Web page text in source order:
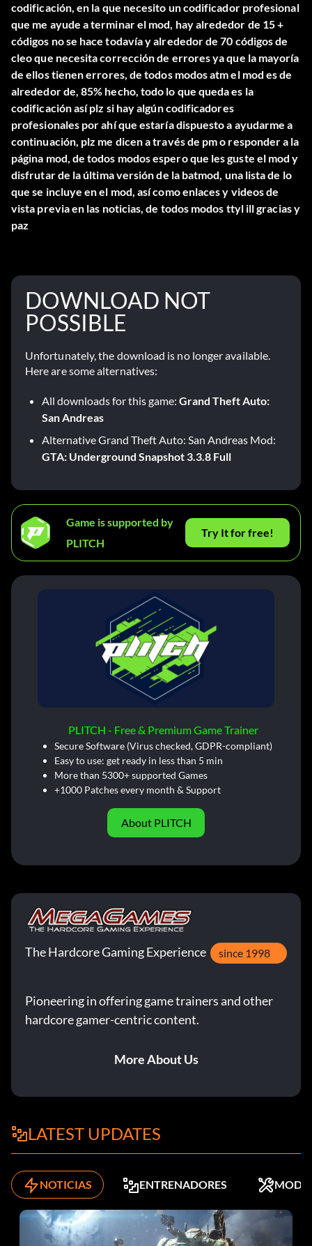
codificación, en la que necesito un codificador profesional
que me ayude a terminar el mod, hay alrededor de 15 +
códigos no se hace todavía y alrededor de 70 códigos de
cleo que necesita corrección de errores ya que la mayoría
de ellos tienen errores, de todos modos atm el mod es de
alrededor de, 85% hecho, todo lo que queda es la
codificación así plz si hay algún codificadores
profesionales por ahí que estaría dispuesto a ayudarme a
continuación, plz me dicen a través de pm o responder a la
página mod, de todos modos espero que les guste el mod y
disfrutar de la última versión de la batmod, una lista de lo
que se incluye en el mod, así como enlaces y videos de
vista previa en las noticias, de todos modos ttyl ill gracias y
paz
DOWNLOAD NOT
POSSIBLE
Unfortunately, the download is no longer available.
Here are some alternatives:
All downloads for this game: Grand Theft Auto:
San Andreas
Alternative Grand Theft Auto: San Andreas Mod:
GTA: Underground Snapshot 3.3.8 Full
Game is supported by
PLITCH
Try It for free!
PLITCH - Free & Premium Game Trainer
Secure Software (Virus checked, GDPR-compliant)
Easy to use: get ready in less than 5 min
More than 5300+ supported Games
+1000 Patches every month & Support
About PLITCH
The Hardcore Gaming Experience since 1998
Pioneering in offering game trainers and other
hardcore gamer-centric content.
More About Us
LATEST UPDATES
NOTICIAS ENTRENADORES MODS